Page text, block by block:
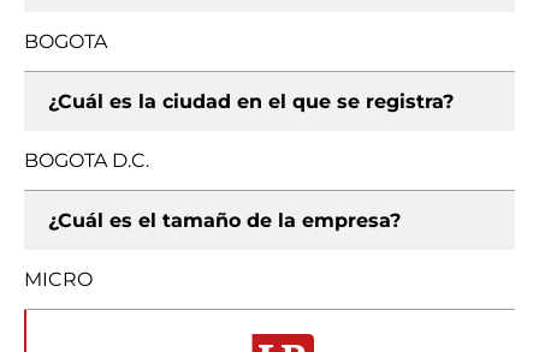
BOGOTA
¿Cuál es la ciudad en el que se registra?
BOGOTA D.C.
¿Cuál es el tamaño de la empresa?
MICRO